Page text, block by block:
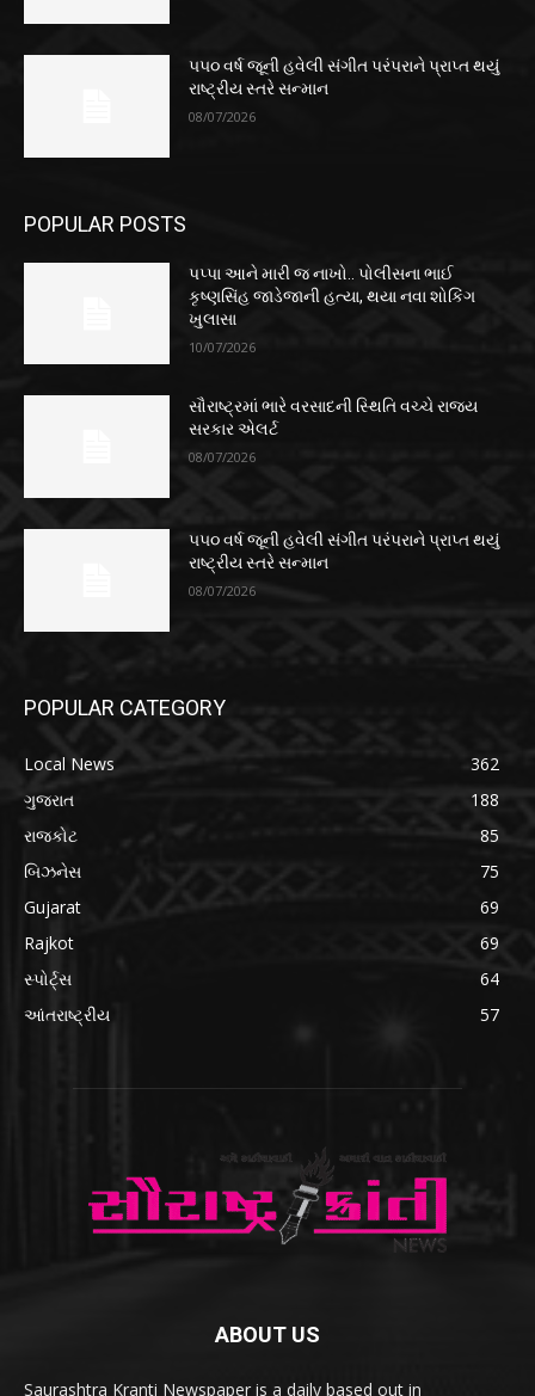
૫૫૦ વર્ષ જૂની હવેલી સંગીત પરંપરાને પ્રાપ્ત થયું
રાષ્ટ્રીય સ્તરે સન્માન
08/07/2026
POPULAR POSTS
પપ્પા આને મારી જ નાખો.. પોલીસના ભાઈ
કૃષ્ણસિંહ જાડેજાની હત્યા, થયા નવા શોકિંગ
ખુલાસા
10/07/2026
સૌરાષ્ટ્રમાં ભારે વરસાદની સ્થિતિ વચ્ચે રાજ્ય
સરકાર એલર્ટ
08/07/2026
૫૫૦ વર્ષ જૂની હવેલી સંગીત પરંપરાને પ્રાપ્ત થયું
રાષ્ટ્રીય સ્તરે સન્માન
08/07/2026
POPULAR CATEGORY
Local News
362
ગુજરાત
188
રાજકોટ
85
બિઝનેસ
75
Gujarat
69
Rajkot
69
સ્પોર્ટ્સ
64
આંતરાષ્ટ્રીય
57
ABOUT US
Saurashtra Kranti Newspaper is a daily based out in